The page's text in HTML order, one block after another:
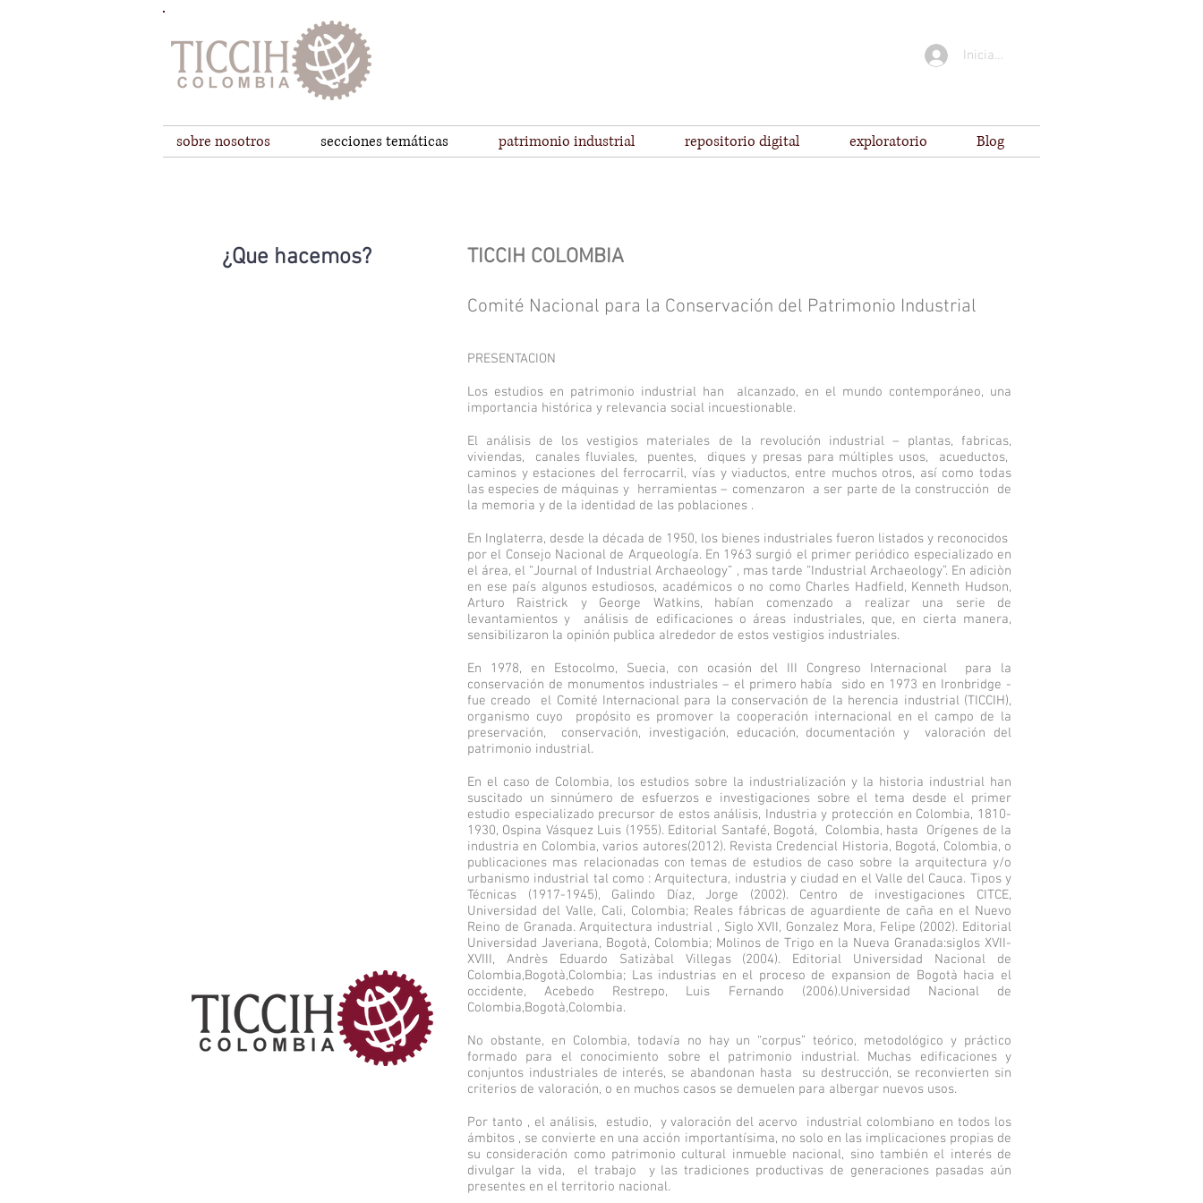
Iniciar sesión
sobre nosotros secciones temáticas patrimonio industrial repositorio digital exploratorio Blog
¿Que hacemos? TICCIH COLOMBIA
Comité Nacional para la Conservación del Patrimonio Industrial
PRESENTACION
Los estudios en patrimonio industrial han alcanzado, en el mundo contemporáneo, una
importancia histórica y relevancia social incuestionable.
El análisis de los vestigios materiales de la revolución industrial – plantas, fabricas,
viviendas, canales fluviales, puentes, diques y presas para múltiples usos, acueductos,
caminos y estaciones del ferrocarril, vías y viaductos, entre muchos otros, así como todas
las especies de máquinas y herramientas – comenzaron a ser parte de la construcción de
la memoria y de la identidad de las poblaciones .
En Inglaterra, desde la década de 1950, los bienes industriales fueron listados y reconocidos
por el Consejo Nacional de Arqueología. En 1963 surgió el primer periódico especializado en
el área, el “Journal of Industrial Archaeology” , mas tarde “Industrial Archaeology”. En adiciòn
en ese país algunos estudiosos, académicos o no como Charles Hadfield, Kenneth Hudson,
Arturo Raistrick y George Watkins, habían comenzado a realizar una serie de
levantamientos y análisis de edificaciones o áreas industriales, que, en cierta manera,
sensibilizaron la opinión publica alrededor de estos vestigios industriales.
En 1978, en Estocolmo, Suecia, con ocasión del III Congreso Internacional para la
conservación de monumentos industriales – el primero había sido en 1973 en Ironbridge -
fue creado el Comité Internacional para la conservación de la herencia industrial (TICCIH),
organismo cuyo propósito es promover la cooperación internacional en el campo de la
preservación, conservación, investigación, educación, documentación y valoración del
patrimonio industrial.
En el caso de Colombia, los estudios sobre la industrialización y la historia industrial han
suscitado un sinnúmero de esfuerzos e investigaciones sobre el tema desde el primer
estudio especializado precursor de estos análisis, Industria y protección en Colombia, 1810-
1930, Ospina Vásquez Luis (1955). Editorial Santafé, Bogotá, Colombia, hasta Orígenes de la
industria en Colombia, varios autores(2012). Revista Credencial Historia, Bogotá, Colombia, o
publicaciones mas relacionadas con temas de estudios de caso sobre la arquitectura y/o
urbanismo industrial tal como : Arquitectura, industria y ciudad en el Valle del Cauca. Tipos y
Técnicas (1917-1945), Galindo Díaz, Jorge (2002). Centro de investigaciones CITCE,
Universidad del Valle, Cali, Colombia; Reales fábricas de aguardiente de caña en el Nuevo
Reino de Granada. Arquitectura industrial , Siglo XVII, Gonzalez Mora, Felipe (2002). Editorial
Universidad Javeriana, Bogotà, Colombia; Molinos de Trigo en la Nueva Granada:siglos XVII-
XVIII, Andrès Eduardo Satizàbal Villegas (2004). Editorial Universidad Nacional de
Colombia,Bogotà,Colombia; Las industrias en el proceso de expansion de Bogotà hacia el
occidente, Acebedo Restrepo, Luis Fernando (2006).Universidad Nacional de
Colombia,Bogotà,Colombia.
No obstante, en Colombia, todavía no hay un “corpus” teórico, metodológico y práctico
formado para el conocimiento sobre el patrimonio industrial. Muchas edificaciones y
conjuntos industriales de interés, se abandonan hasta su destrucción, se reconvierten sin
criterios de valoración, o en muchos casos se demuelen para albergar nuevos usos.
Por tanto , el análisis, estudio, y valoración del acervo industrial colombiano en todos los
ámbitos , se convierte en una acción importantísima, no solo en las implicaciones propias de
su consideración como patrimonio cultural inmueble nacional, sino también el interés de
divulgar la vida, el trabajo y las tradiciones productivas de generaciones pasadas aún
presentes en el territorio nacional.